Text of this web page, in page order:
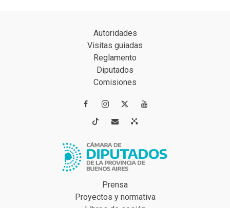
Autoridades
Visitas guiadas
Reglamento
Diputados
Comisiones
 
 
Prensa
Proyectos y normativa